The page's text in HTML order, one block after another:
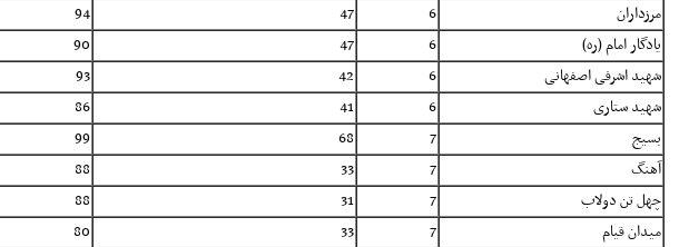
مرزداران
6
47
94
یادگار امام (ره)
6
47
90
شهید اشرفی اصفهانی
6
42
93
شهید ستاری
6
41
86
بسیج
7
68
99
آهنگ
7
33
88
چهل تن دولاب
7
31
88
میدان قیام
7
33
80